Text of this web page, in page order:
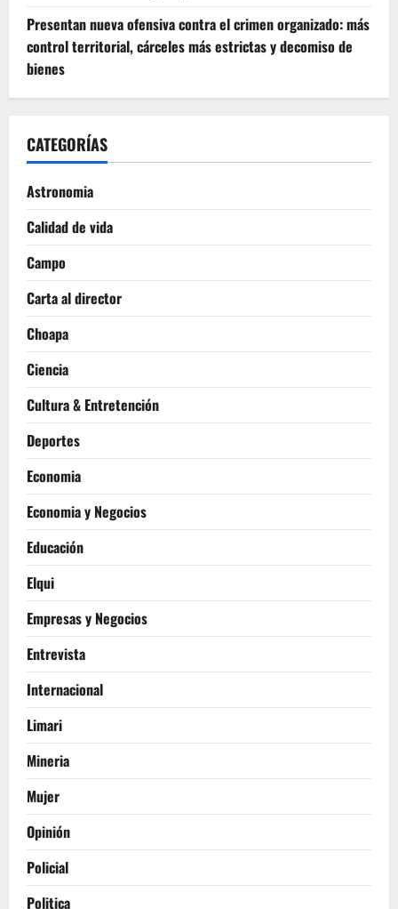
Presentan nueva ofensiva contra el crimen organizado: más
control territorial, cárceles más estrictas y decomiso de
bienes
CATEGORÍAS
Astronomia
Calidad de vida
Campo
Carta al director
Choapa
Ciencia
Cultura & Entretención
Deportes
Economia
Economia y Negocios
Educación
Elqui
Empresas y Negocios
Entrevista
Internacional
Limari
Mineria
Mujer
Opinión
Policial
Politica